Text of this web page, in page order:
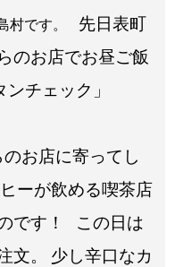
村です。
先日表町
のお店でお昼ご飯
ンチェック」
お店に寄ってし
ーが飲める喫茶店
です！
この日は
。
少し辛口なカ